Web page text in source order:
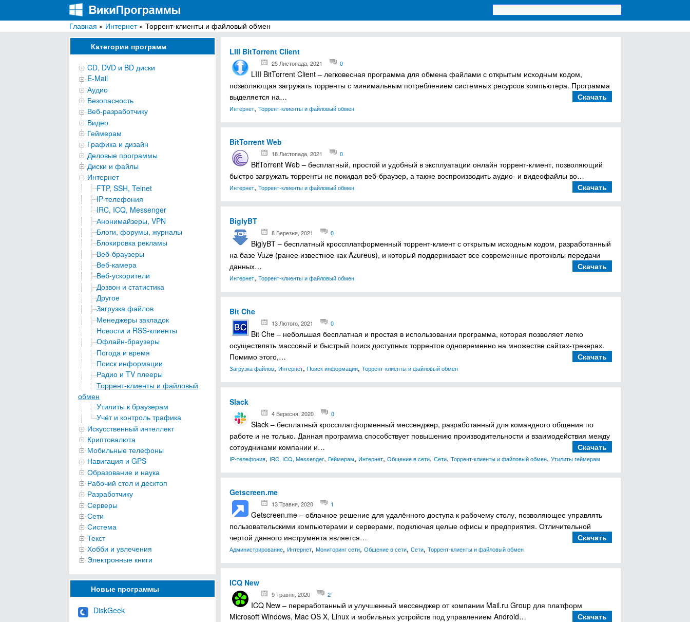
ВикиПрограммы
Энциклопедия бесплатных компьютерных программ для Windows
Главная » Интернет» Торрент-клиенты и файловый обмен
Категории программ
CD, DVD и BD диски
E-Mail
Аудио
Безопасность
Веб-разработчику
Видео
Геймерам
Графика и дизайн
Деловые программы
Диски и файлы
Интернет
FTP, SSH, Telnet
IP-телефония
IRC, ICQ, Messenger
Анонимайзеры, VPN
Блоги, форумы, журналы
Блокировка рекламы
Веб-браузеры
Веб-камера
Веб-ускорители
Дозвон и статистика
Другое
Загрузка файлов
Менеджеры закладок
Новости и RSS-клиенты
Офлайн-браузеры
Погода и время
Поиск информации
Радио и TV плееры
Торрент-клиенты и файловый
обмен
Утилиты к браузерам
Учёт и контроль трафика
Искусственный интеллект
Криптовалюта
Мобильные телефоны
Навигация и GPS
Образование и наука
Рабочий стол и десктоп
Разработчику
Серверы
Сети
Система
Текст
Хобби и увлечения
Электронные книги
Новые программы
DiskGeek
LIII BitTorrent Client
25 Листопада, 2021 0
LIII BitTorrent Client – легковесная программа для обмена файлами с открытым исходным кодом,
позволяющая загружать торренты с минимальным потреблением системных ресурсов компьютера. Программа
выделяется на…
Скачать
Интернет, Торрент-клиенты и файловый обмен
BitTorrent Web
18 Листопада, 2021 0
BitTorrent Web – бесплатный, простой и удобный в эксплуатации онлайн торрент-клиент, позволяющий
быстро загружать торренты не покидая веб-браузер, а также воспроизводить аудио- и видеофайлы во…
Скачать
Интернет, Торрент-клиенты и файловый обмен
BiglyBT
8 Березня, 2021 0
BiglyBT – бесплатный кроссплатформенный торрент-клиент с открытым исходным кодом, разработанный
на базе Vuze (ранее известное как Azureus), и который поддерживает все современные протоколы передачи
данных…
Скачать
Интернет, Торрент-клиенты и файловый обмен
Bit Che
13 Лютого, 2021 0
Bit Che – небольшая бесплатная и простая в использовании программа, которая позволяет легко
осуществлять массовый и быстрый поиск доступных торрентов одновременно на множестве сайтах-трекерах.
Помимо этого,…
Скачать
Загрузка файлов, Интернет, Поиск информации, Торрент-клиенты и файловый обмен
Slack
4 Вересня, 2020 0
Slack – бесплатный кроссплатформенный мессенджер, разработанный для командного общения по
работе и не только. Данная программа способствует повышению производительности и взаимодействия между
сотрудниками компании и…
Скачать
IP-телефония, IRC, ICQ, Messenger, Геймерам, Интернет, Общение в сети, Сети, Торрент-клиенты и файловый обмен, Утилиты геймерам
Getscreen.me
13 Травня, 2020 1
Getscreen.me – облачное решение для удалённого доступа к рабочему столу, позволяющее управлять
пользовательскими компьютерами и серверами, подключая целые офисы и предприятия. Отличительной
чертой данного инструмента является…
Скачать
Администрирование, Интернет, Мониторинг сети, Общение в сети, Сети, Торрент-клиенты и файловый обмен
ICQ New
9 Травня, 2020 2
ICQ New – переработанный и улучшенный мессенджер от компании Mail.ru Group для платформ
Microsoft Windows, Mac OS X, Linux и мобильных устройств под управлением Android…
Скачать